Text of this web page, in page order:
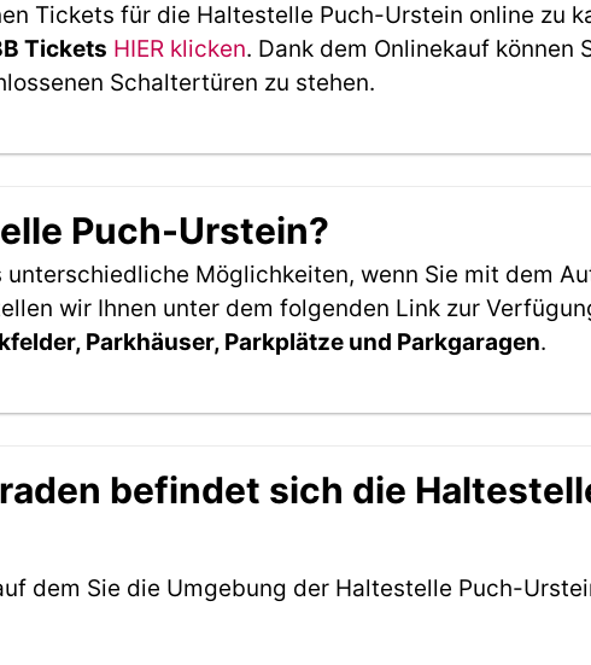
Tickets für die Haltestelle Puch-Urstein online zu
Tickets HIER klicken. Dank dem Onlinekauf können
Schaltertüren zu stehen.
Puch-Urstein?
Möglichkeiten, wenn Sie mit dem
wir Ihnen unter dem folgenden Link zur
Parkhäuser, Parkplätze und Parkgaragen.
befindet sich die
dem Sie die Umgebung der Haltestelle Puch-